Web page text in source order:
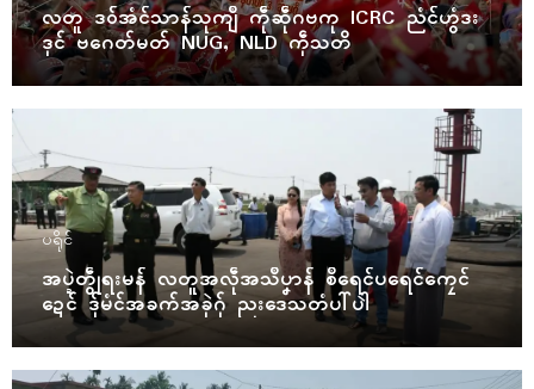
လတူ ဒဝ်အံၚ်သာန်သုကျဳ ကဵုဆဵုဂဗကု ICRC ညံၚ်ဟွံဒး
ဒုၚ် ဗဂေတ်မတ် NUG, NLD ကဵုသတိ
ပရိုၚ်
အပ္ဍဲတွဵုရးမန် လတူအလဵုအသဳပၞာန် စဳရေၚ်ပရေၚ်ကၠေၚ်
ဍေၚ် ဒှ်မံၚ်အခက်အခုဲဂှ် ညးဒေသတံပါ်ပါဲ